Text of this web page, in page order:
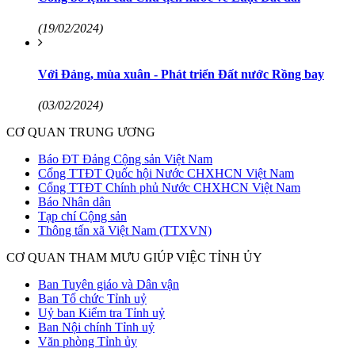
(19/02/2024)
Với Đảng, mùa xuân - Phát triển Đất nước Rồng bay
(03/02/2024)
CƠ QUAN TRUNG ƯƠNG
Báo ĐT Đảng Cộng sản Việt Nam
Cổng TTĐT Quốc hội Nước CHXHCN Việt Nam
Cổng TTĐT Chính phủ Nước CHXHCN Việt Nam
Báo Nhân dân
Tạp chí Cộng sản
Thông tấn xã Việt Nam (TTXVN)
CƠ QUAN THAM MƯU GIÚP VIỆC TỈNH ỦY
Ban Tuyên giáo và Dân vận
Ban Tổ chức Tỉnh uỷ
Uỷ ban Kiểm tra Tỉnh uỷ
Ban Nội chính Tỉnh uỷ
Văn phòng Tỉnh ủy